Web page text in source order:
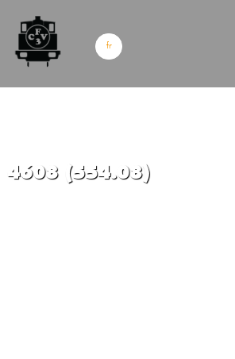
skip to content
fr
4608 (554.08)